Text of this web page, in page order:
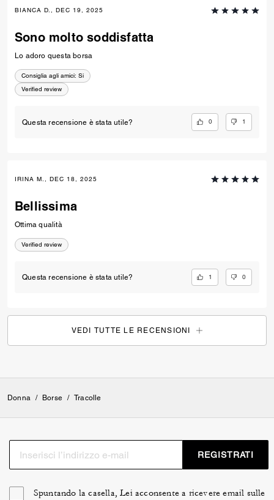
BIANCA D., DEC 19, 2025
Sono molto soddisfatta
Lo adoro questa borsa
Consiglia agli amici: Si
Verified review
Questa recensione è stata utile? 0 1
IRINA M., DEC 18, 2025
Bellissima
Ottima qualità
Verified review
Questa recensione è stata utile? 1 0
VEDI TUTTE LE RECENSIONI
Donna / Borse / Tracolle
REGISTRATI
Spuntando la casella, Lei acconsente a ricevere email sulle